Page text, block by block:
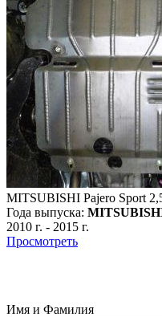
MITSUBISHI Pajero Sport
Года выпуска:
2010 г. - 2015 г.
Просмотреть
Имя и Фамилия